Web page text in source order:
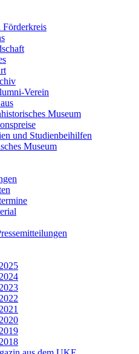
Förderkreis
Verein
Museum
und Studienbeihilfen
Museum